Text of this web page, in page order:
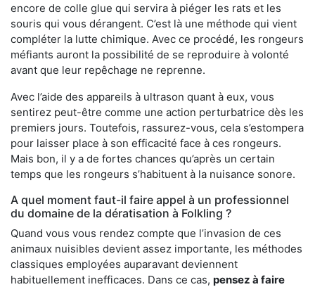
encore de colle glue qui servira à piéger les rats et les
souris qui vous dérangent. C’est là une méthode qui vient
compléter la lutte chimique. Avec ce procédé, les rongeurs
méfiants auront la possibilité de se reproduire à volonté
avant que leur repêchage ne reprenne.
Avec l’aide des appareils à ultrason quant à eux, vous
sentirez peut-être comme une action perturbatrice dès les
premiers jours. Toutefois, rassurez-vous, cela s’estompera
pour laisser place à son efficacité face à ces rongeurs.
Mais bon, il y a de fortes chances qu’après un certain
temps que les rongeurs s’habituent à la nuisance sonore.
A quel moment faut-il faire appel à un professionnel
du domaine de la dératisation à Folkling ?
Quand vous vous rendez compte que l’invasion de ces
animaux nuisibles devient assez importante, les méthodes
classiques employées auparavant deviennent
habituellement inefficaces. Dans ce cas, pensez à faire